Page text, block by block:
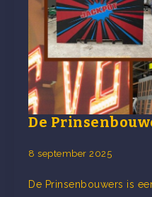
De
8 september 2025
De Prinsenbouwers is